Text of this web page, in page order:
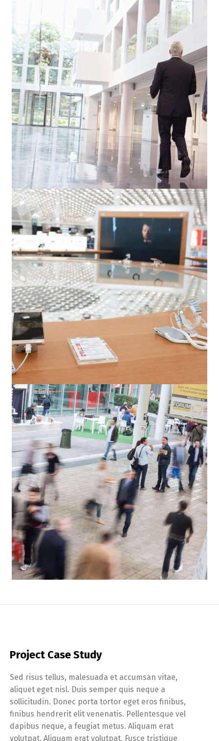
Project Case Study
Sed risus tellus, malesuada et accumsan vitae,
aliquet eget nisl. Duis semper quis neque a
sollicitudin. Donec porta tortor eget eros finibus,
finibus hendrerit elit venenatis. Pellentesque vel
dapibus neque, a feugiat metus. Aliquam erat
volutpat. Aliquam erat volutpat. Fusce tristique